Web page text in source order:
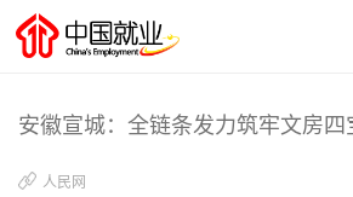
安徽宣城：全链条发力筑牢文房
​人民网